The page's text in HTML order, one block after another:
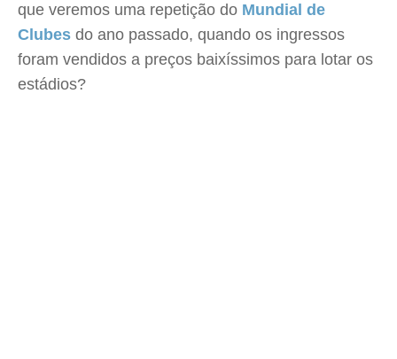
que veremos uma repetição do Mundial de
Clubes do ano passado, quando os ingressos
foram vendidos a preços baixíssimos para lotar os
estádios?